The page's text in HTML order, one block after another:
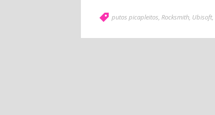
putos picapleitos, Rocksmith, Ubisoft,